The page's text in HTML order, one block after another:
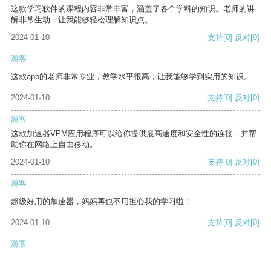
这款学习软件的课程内容非常丰富，涵盖了各个学科的知识。老师的讲
解非常生动，让我能够轻松理解知识点。
2024-01-10
支持[0] 反对[0]
游客
这款app的老师非常专业，教学水平很高，让我能够学到实用的知识。
2024-01-10 支持[0] 反对[0]
游客
这款加速器VPM应用程序可以给你提供最高速度和安全性的连接，并帮
助你在网络上自由移动。
2024-01-10
支持[0] 反对[0]
游客
超级好用的加速器，妈妈再也不用担心我的学习啦！
2024-01-10 支持[0] 反对[0]
游客